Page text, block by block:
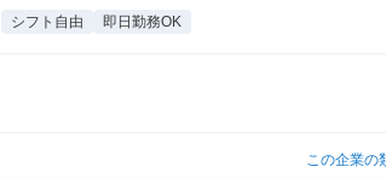
シフト自由 即日勤務OK
この企業の